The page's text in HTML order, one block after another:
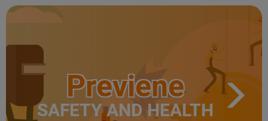
Previene
SAFETY AND HEALTH